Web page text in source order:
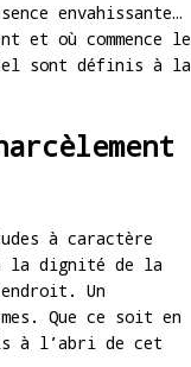
envahissante…
et où commence le
tel sont définis à la
à caractère
la dignité de la
Un
Que ce soit en
à l’abri de cet